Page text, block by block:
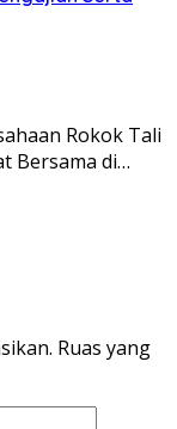
Rokok Tali
Bersama di…
Ruas yang